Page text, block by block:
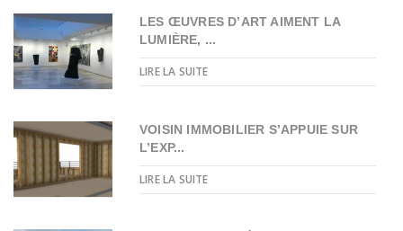
LES ŒUVRES D’ART AIMENT LA
LUMIÈRE, ...
LIRE LA SUITE
VOISIN IMMOBILIER S’APPUIE SUR
L’EXP...
LIRE LA SUITE